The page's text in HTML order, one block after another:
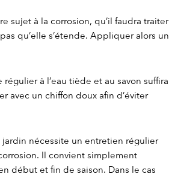
sujet à la corrosion, qu’il faudra traiter
qu’elle s’étende. Appliquer alors un
à l’eau tiède et au savon suffira
avec un chiffon doux afin d’éviter
nécessite un entretien régulier
Il convient simplement
début et fin de saison. Dans le cas